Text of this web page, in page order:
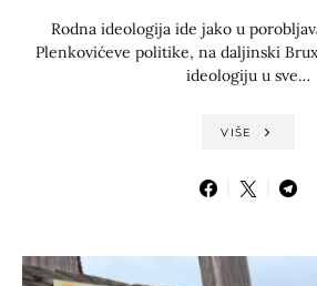
Rodna ideologija ide jako u
Plenkovićeve politike, na daljinski
ideologiju u sve…
VIŠE